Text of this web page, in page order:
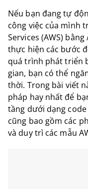
Nếu bạn đang tự
công việc của mình
Services (AWS)
thực hiện các bước
quá trình phát triển
gian, bạn có thể
thời. Trong bài viết
pháp hay nhất để
tầng dưới dạng
cũng bao gồm các
và duy trì các mẫu